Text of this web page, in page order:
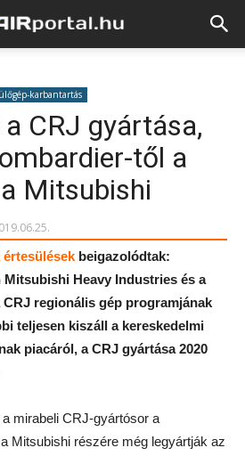
karbantartás
CRJ gyártása,
től a
Mitsubishi
beigazolódtak:
Mitsubishi Heavy Industries és a
regionális gép programjának
teljesen kiszáll a kereskedelmi
piacáról, a CRJ gyártása 2020
mirabeli CRJ-gyártósor a
Mitsubishi részére még legyártják az